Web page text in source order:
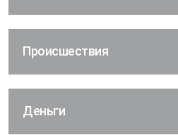
Происшествия
Деньги